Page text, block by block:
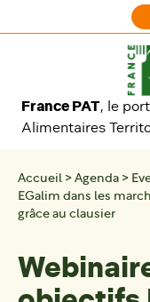
France PAT, le
Alimentaires
Accueil > Agenda >
EGalim dans les
grâce au clausier